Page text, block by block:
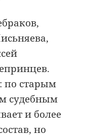
по старым
судебным
и более
но